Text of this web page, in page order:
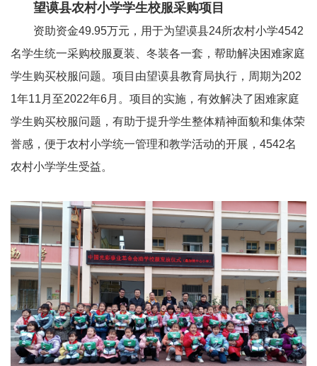
望谟县农村小学学生校服采购项目
资助资金49.95万元，用于为望谟县24所农村小学4542
名学生统一采购校服夏装、冬装各一套，帮助解决困难家庭
学生购买校服问题。项目由望谟县教育局执行，周期为202
1年11 月至2022年6月。项目的实施，有效解决了困难家庭
学生购买校服问题，有助于提升学生整体精神面貌和集体荣
誉感，便于农村小学统一管理和教学活动的开展， 4542名
农村小学学生受益。